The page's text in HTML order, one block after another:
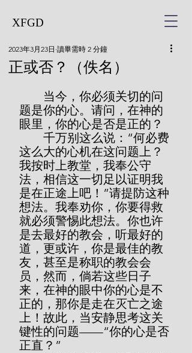
XFGD
正或否？（佚名）
2023年3月23日 讀畢需時 2 分鐘
题是你的心。请问，在神的
眼里，你的心是否是正的？
这么大的心机在这问题上？
我按时上教堂，我奉公守
法，相信这一切足以证明我
是在正途上吧！”请提防这种
想法。我奉劝你，你要得救
就必须警惕此想法。你也许
是去最好的教会，听最好的
道，更或许，你是最佳的教
友，甚至是称职的教会会
员，然而，倘若这些日子
来，在神的眼中你的心是不
正的，那你是走在灭亡之途
上！故此，当安静思考这关
键性的问题——“你的心是否
正直？”